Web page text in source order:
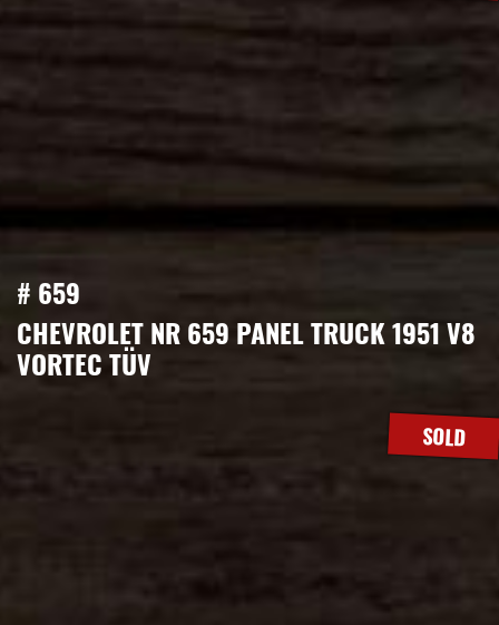
# 659
CHEVROLET NR 659 PANEL TRUCK 1951 V8
VORTEC TÜV
SOLD